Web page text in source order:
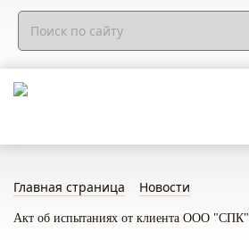
Главная страница Новости
Акт об испытаниях от клиента ООО "СПК"